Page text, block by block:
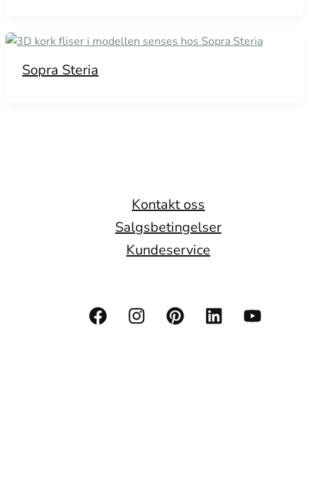
Sopra Steria
Kontakt oss
Salgsbetingelser
Kundeservice